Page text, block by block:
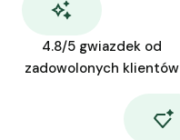
4.8/5 gwiazdek od
zadowolonych klientów